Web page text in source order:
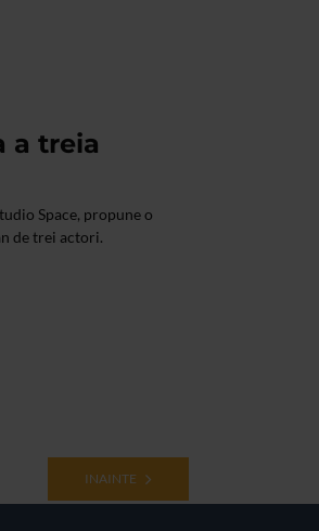
a treia
Space, propune o
de trei actori.
INAINTE